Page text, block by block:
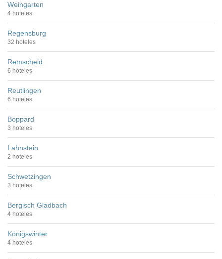
Weingarten
4 hoteles
Regensburg
32 hoteles
Remscheid
6 hoteles
Reutlingen
6 hoteles
Boppard
3 hoteles
Lahnstein
2 hoteles
Schwetzingen
3 hoteles
Bergisch Gladbach
4 hoteles
Königswinter
4 hoteles